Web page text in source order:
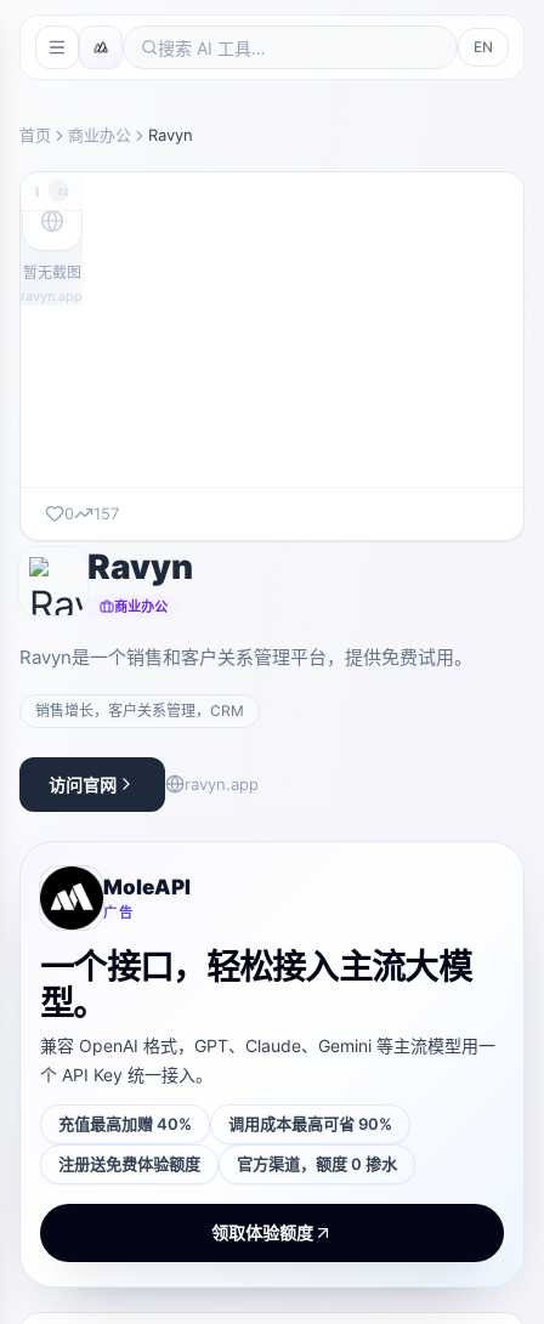
EN
首页 商业办公 Ravyn
ravyn.app
暂无截图
ravyn.app
0 157
Ravyn
商业办公
Ravyn是一个销售和客户关系管理平台，提供免费试用。
销售增长，客户关系管理，CRM
访问官网 ravyn.app
MoleAPI
广告
一个接口，轻松接入主流大模
型。
兼容 OpenAI 格式，GPT、Claude、Gemini 等主流模型用一
个 API Key 统一接入。
充值最高加赠 40% 调用成本最高可省 90%
注册送免费体验额度 官方渠道，额度 0 掺水
领取体验额度